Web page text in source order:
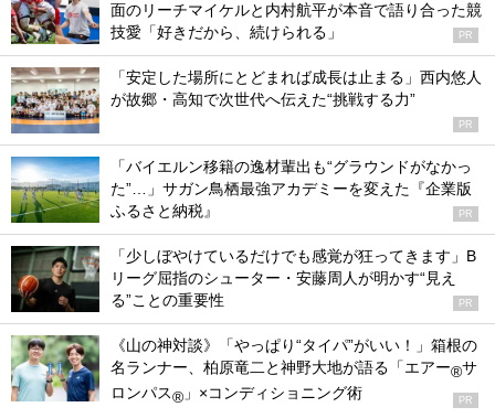
面のリーチマイケルと内村航平が本音で語り合った競
技愛「好きだから、続けられる」
PR
「安定した場所にとどまれば成長は止まる」西内悠人
が故郷・高知で次世代へ伝えた“挑戦する力”
PR
「バイエルン移籍の逸材輩出も“グラウンドがなかっ
た”…」サガン鳥栖最強アカデミーを変えた『企業版
ふるさと納税』
PR
「少しぼやけているだけでも感覚が狂ってきます」B
リーグ屈指のシューター・安藤周人が明かす“見え
る”ことの重要性
PR
《山の神対談》「やっぱり“タイパ”がいい！」箱根の
名ランナー、柏原竜二と神野大地が語る「エアー®サ
ロンパス® 」×コンディショニング術 PR